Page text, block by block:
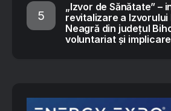
„Izvor de Sănătate” –
revitalizare a Izvorului
Neagră din județul
voluntariat și